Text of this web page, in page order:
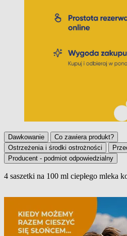
Dawkowanie
Co zawiera produkt?
Ostrzeżenia i środki ostrożności
Producent - podmiot odpowiedzialny
4 saszetki na 100 ml ciepłego mleka